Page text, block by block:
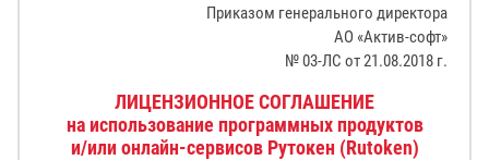
Приказом генерального директора
АО «Актив-софт»
№ 03-ЛС от 21.08.2018 г.
ЛИЦЕНЗИОННОЕ СОГЛАШЕНИЕ
на использование программных продуктов
и/или онлайн-сервисов Рутокен (Rutoken)